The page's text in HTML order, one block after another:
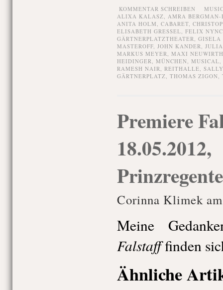
KOMMENTAR SCHREIBEN
ALIXA KALASZ, AMRA BERGMAN-
ANITA HOLM, CABARET,
ELISABETH GRESSEL, FELIX
GÄRTNERPLATZTHEATER, GISELA
MASTEROFF, JOHN KANDER,
MARKUS MEYER, MAXI NEUWIRTH
HEIDINGER, MÜNCHEN, MUSICAL,
RAMESH NAIR, REITHALLE,
GÄRTNERPLATZ, THOMAS ZIGON,
Premiere
18.05.2012,
Corinna Klimek
Meine
Falstafffinden
Ähnliche